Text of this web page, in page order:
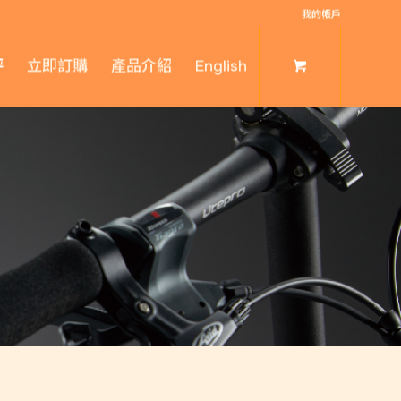
我的帳戶
立即訂購 產品介紹 English